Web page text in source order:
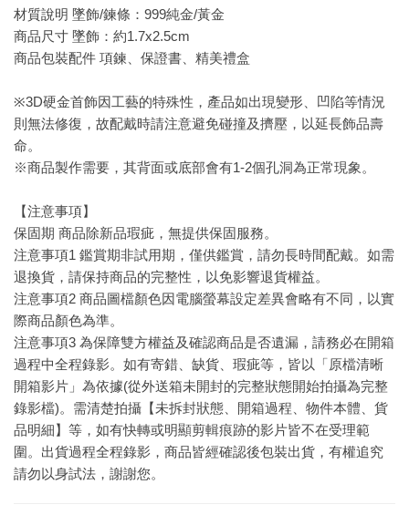
材質說明 墜飾/鍊條：999純金/黃金
商品尺寸 墜飾：約1.7x2.5cm
商品包裝配件 項鍊、保證書、精美禮盒
※3D硬金首飾因工藝的特殊性，產品如出現變形、凹陷等情況
則無法修復，故配戴時請注意避免碰撞及擠壓，以延長飾品壽
命。
※商品製作需要，其背面或底部會有1-2個孔洞為正常現象。
【注意事項】
保固期 商品除新品瑕疵，無提供保固服務。
注意事項1 鑑賞期非試用期，僅供鑑賞，請勿長時間配戴。如需
退換貨，請保持商品的完整性，以免影響退貨權益。
注意事項2 商品圖檔顏色因電腦螢幕設定差異會略有不同，以實
際商品顏色為準。
注意事項3 為保障雙方權益及確認商品是否遺漏，請務必在開箱
過程中全程錄影。如有寄錯、缺貨、瑕疵等，皆以「原檔清晰
開箱影片」為依據(從外送箱未開封的完整狀態開始拍攝為完整
錄影檔)。需清楚拍攝【未拆封狀態、開箱過程、物件本體、貨
品明細】等，如有快轉或明顯剪輯痕跡的影片皆不在受理範
圍。出貨過程全程錄影，商品皆經確認後包裝出貨，有權追究
請勿以身試法，謝謝您。